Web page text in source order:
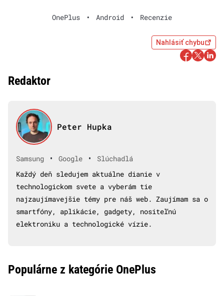
OnePlus • Android • Recenzie
Nahlásiť chybu
Redaktor
Peter Hupka
Samsung • Google •
Slúchadlá
Každý deň sledujem aktuálne dianie v
technologickom svete a vyberám tie
najzaujímavejšie témy pre náš web. Zaujímam sa o
smartfóny, aplikácie, gadgety, nositeľnú
elektroniku a technologické vízie.
Populárne z kategórie OnePlus